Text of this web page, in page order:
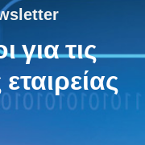
για τις